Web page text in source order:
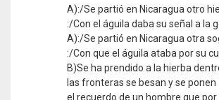
A):/Se partió en Nicaragua otro
:/Con el águila daba su señal a la
A):/Se partió en Nicaragua otra
:/Con que el águila ataba por su
B)Se ha prendido a la hierba
las fronteras se besan y se
el recuerdo de un hombre que